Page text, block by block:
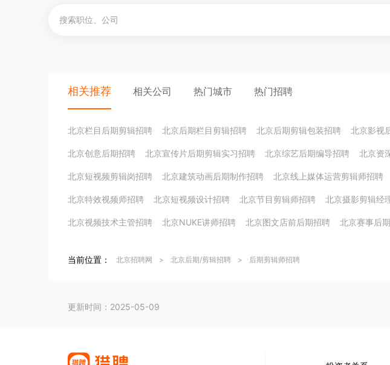
相关推荐 相关公司 热门城市 热门招聘
北京栏目后期剪辑招聘 北京后期栏目剪辑招聘 北京后期剪辑包装招聘 北京影视
北京创意后期招聘 北京宣传片后期剪辑实习招聘 北京综艺后期编导招聘 北京资
北京短视频剪辑岗招聘 北京建筑动画后期制作招聘 北京线上媒体运营剪辑师招聘
北京特效视频师招聘 北京短视频设计招聘 北京节目剪辑师招聘 北京摄影剪辑经
北京视频技术主管招聘 北京NUKE讲师招聘 北京图文店前后期招聘 北京赛事后
当前位置： 北京招聘网 > 北京后期/剪辑招聘 > 后期剪辑师招聘
更新时间：2025-05-09